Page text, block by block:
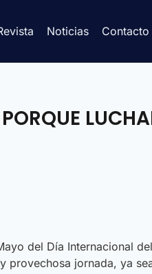
Noticias Contacto
del Día Internacional
provechosa jornada, ya